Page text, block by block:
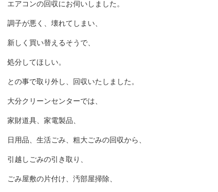
エアコンの回収にお伺いしました。
調子が悪く、壊れてしまい、
新しく買い替えるそうで、
処分してほしい。
との事で取り外し、回収いたしました。
大分クリーンセンターでは、
家財道具、家電製品、
日用品、生活ごみ、粗大ごみの回収から、
引越しごみの引き取り、
ごみ屋敷の片付け、汚部屋掃除、